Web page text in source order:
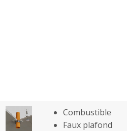
Combustible
Faux plafond